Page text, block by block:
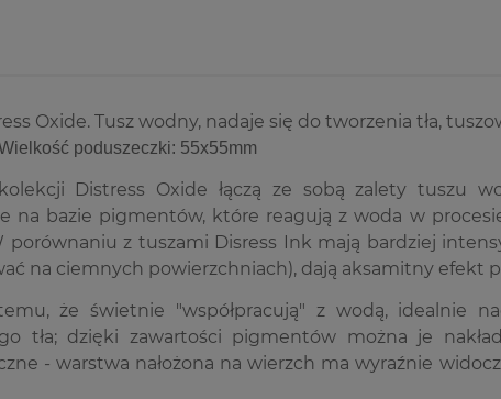
Oxide. Tusz wodny, nadaje się do tworzenia tła,
poduszeczki: 55x55mm
Distress Oxide łączą ze sobą zalety tuszu
na bazie pigmentów, które reagują z woda w
porównaniu z tuszami Disress Ink mają bardziej
na ciemnych powierzchniach), dają aksamitny efekt
że świetnie "współpracują" z wodą, idealnie
tła; dzięki zawartości pigmentów można je
- warstwa nałożona na wierzch ma wyraźnie